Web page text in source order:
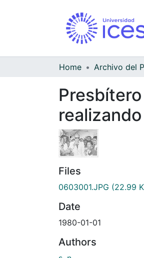
Home
Files
0603001.JPG (22.99
Date
1980-01-01
Authors